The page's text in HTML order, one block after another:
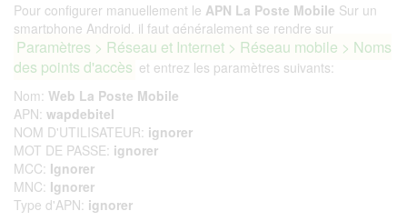
Pour configurer manuellement le APN La Poste Mobile Sur un
smartphone Android, il faut généralement se rendre sur
Paramètres > Réseau et Internet > Réseau mobile > Noms
des points d'accès et entrez les paramètres suivants:
Nom: Web La Poste Mobile
APN: wapdebitel
NOM D'UTILISATEUR: ignorer
MOT DE PASSE: ignorer
MCC: Ignorer
MNC: Ignorer
Type d'APN: ignorer